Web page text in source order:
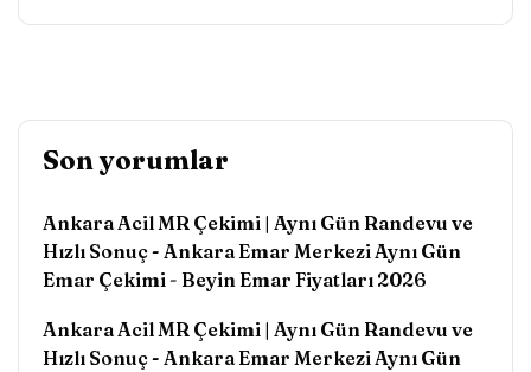
Son yorumlar
Ankara Acil MR Çekimi | Aynı Gün Randevu ve
Hızlı Sonuç - Ankara Emar Merkezi Aynı Gün
Emar Çekimi- Beyin Emar Fiyatları 2026
Ankara Acil MR Çekimi | Aynı Gün Randevu ve
Hızlı Sonuç - Ankara Emar Merkezi Aynı Gün